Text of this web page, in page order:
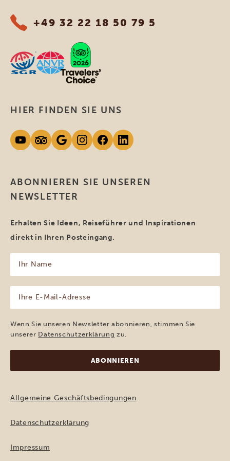
+49 32 22 18 50 79 5
ABONNIEREN SIE UNSEREN
NEWSLETTER
Erhalten Sie Ideen, Reiseführer und Inspirationen
direkt in Ihren Posteingang.
Name
(erforderlich)
Mail-
Adresse
(erforderlich)
Wenn Sie unseren Newsletter abonnieren, stimmen Sie
unserer Datenschutzerklärung zu.
HIER FINDEN SIE UNS
Allgemeine Geschäftsbedingungen
Datenschutzerklärung
Impressum